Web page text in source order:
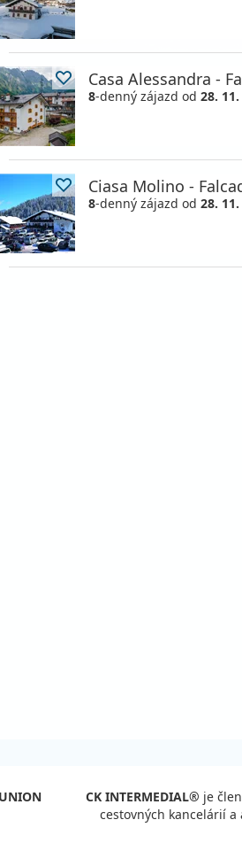
Casa Alessandra -
8-denný zájazd od 28.
Ciasa Molino -
8-denný zájazd od 28.
UNION
CK INTERMEDIAL® je
cestovných kancelárií